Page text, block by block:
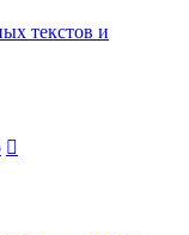
текстов и